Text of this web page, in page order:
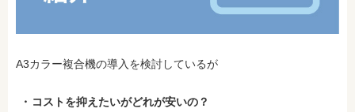
A3カラー複合機の導入を検討しているが
コストを抑えたいがどれが安いの？